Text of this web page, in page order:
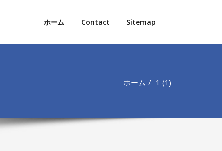
ホーム Contact Sitemap
ホーム 1 (1)